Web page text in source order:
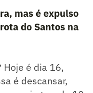
mas é expulso
do Santos na
Hoje é dia 16,
é descansar,